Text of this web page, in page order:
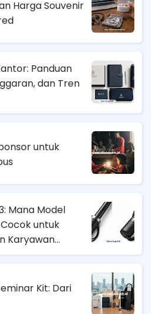
Harga Souvenir
Panduan
dan Tren
untuk
Mana Model
untuk
Karyawan
Kit: Dari